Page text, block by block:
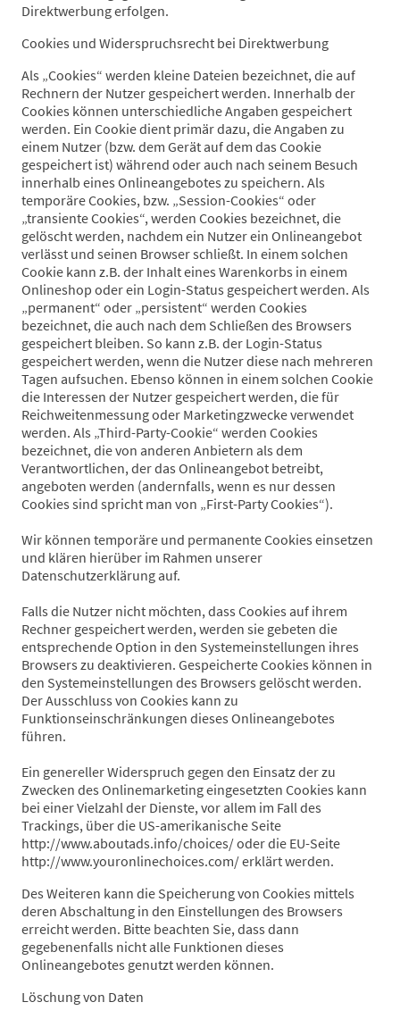
Direktwerbung erfolgen.
Cookies und Widerspruchsrecht bei Direktwerbung
Als „Cookies“ werden kleine Dateien bezeichnet, die auf
Rechnern der Nutzer gespeichert werden. Innerhalb der
Cookies können unterschiedliche Angaben gespeichert
werden. Ein Cookie dient primär dazu, die Angaben zu
einem Nutzer (bzw. dem Gerät auf dem das Cookie
gespeichert ist) während oder auch nach seinem Besuch
innerhalb eines Onlineangebotes zu speichern. Als
temporäre Cookies, bzw. „Session-Cookies“ oder
„transiente Cookies“, werden Cookies bezeichnet, die
gelöscht werden, nachdem ein Nutzer ein Onlineangebot
verlässt und seinen Browser schließt. In einem solchen
Cookie kann z.B. der Inhalt eines Warenkorbs in einem
Onlineshop oder ein Login-Status gespeichert werden. Als
„permanent“ oder „persistent“ werden Cookies
bezeichnet, die auch nach dem Schließen des Browsers
gespeichert bleiben. So kann z.B. der Login-Status
gespeichert werden, wenn die Nutzer diese nach mehreren
Tagen aufsuchen. Ebenso können in einem solchen Cookie
die Interessen der Nutzer gespeichert werden, die für
Reichweitenmessung oder Marketingzwecke verwendet
werden. Als „Third-Party-Cookie“ werden Cookies
bezeichnet, die von anderen Anbietern als dem
Verantwortlichen, der das Onlineangebot betreibt,
angeboten werden (andernfalls, wenn es nur dessen
Cookies sind spricht man von „First-Party Cookies“).
Wir können temporäre und permanente Cookies einsetzen
und klären hierüber im Rahmen unserer
Datenschutzerklärung auf.
Falls die Nutzer nicht möchten, dass Cookies auf ihrem
Rechner gespeichert werden, werden sie gebeten die
entsprechende Option in den Systemeinstellungen ihres
Browsers zu deaktivieren. Gespeicherte Cookies können in
den Systemeinstellungen des Browsers gelöscht werden.
Der Ausschluss von Cookies kann zu
Funktionseinschränkungen dieses Onlineangebotes
führen.
Ein genereller Widerspruch gegen den Einsatz der zu
Zwecken des Onlinemarketing eingesetzten Cookies kann
bei einer Vielzahl der Dienste, vor allem im Fall des
Trackings, über die US-amerikanische Seite
http://www.aboutads.info/choices/ oder die EU-Seite
http://www.youronlinechoices.com/ erklärt werden.
Des Weiteren kann die Speicherung von Cookies mittels
deren Abschaltung in den Einstellungen des Browsers
erreicht werden. Bitte beachten Sie, dass dann
gegebenenfalls nicht alle Funktionen dieses
Onlineangebotes genutzt werden können.
Löschung von Daten